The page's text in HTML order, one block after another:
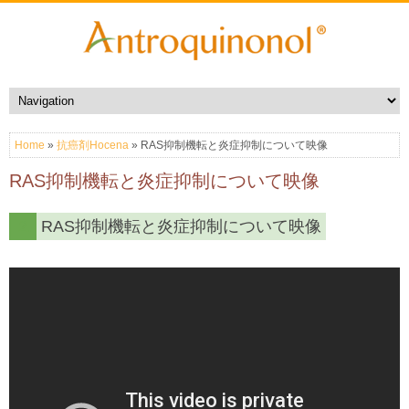
Home » 抗癌剤Hocena » RAS抑制機転と炎症抑制について映像
RAS抑制機転と炎症抑制について映像
RAS抑制機転と炎症抑制について映像